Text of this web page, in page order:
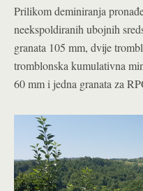
Prilikom deminiranja
neekspoldiranih ubojnih
granata 105 mm, dvije
tromblonska kumulativna
60 mm i jedna granata za